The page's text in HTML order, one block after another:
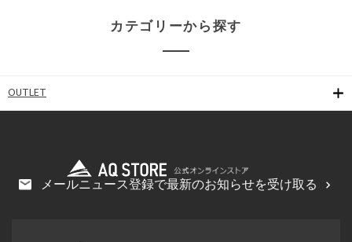
カテゴリーから探す
OUTLET
メールニュース登録で最新のお知らせを受け取る